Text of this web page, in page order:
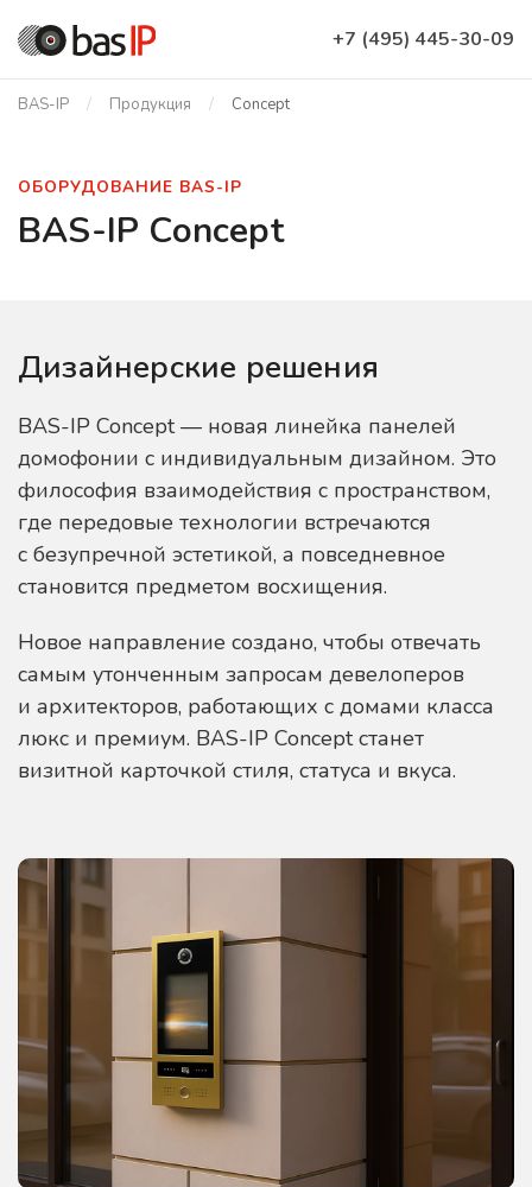
+7 (495) 445-30-09
BAS-IP Продукция Concept
ОБОРУДОВАНИЕ BAS-IP
BAS-IP Concept
Дизайнерские решения
BAS-IP Concept — новая линейка панелей
домофонии с индивидуальным дизайном. Это
философия взаимодействия с пространством,
где передовые технологии встречаются
с безупречной эстетикой, а повседневное
становится предметом восхищения.
Новое направление создано, чтобы отвечать
самым утонченным запросам девелоперов
и архитекторов, работающих с домами класса
люкс и премиум. BAS-IP Concept станет
визитной карточкой стиля, статуса и вкуса.